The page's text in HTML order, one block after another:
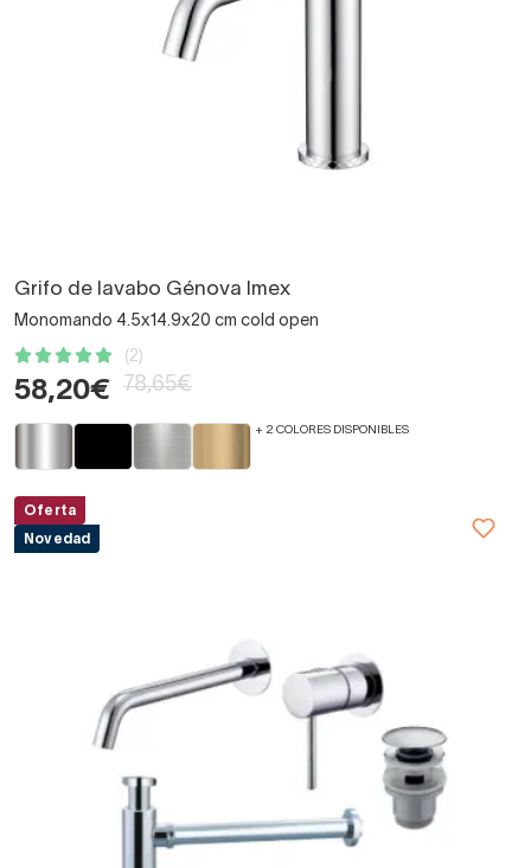
Grifo de lavabo Génova Imex
Monomando 4.5x14.9x20 cm cold open
(2)
58,20€ 78,65€
+ 2 COLORES DISPONIBLES
Oferta
Novedad